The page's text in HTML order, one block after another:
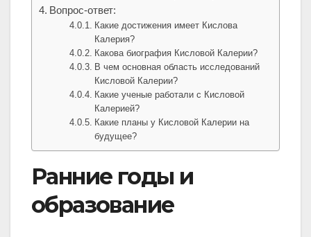
Вопрос-ответ:
Какие достижения имеет Кислова
Калерия?
Какова биография Кисловой Калерии?
В чем основная область исследований
Кисловой Калерии?
Какие ученые работали с Кисловой
Калерией?
Какие планы у Кисловой Калерии на
будущее?
Ранние годы и
образование